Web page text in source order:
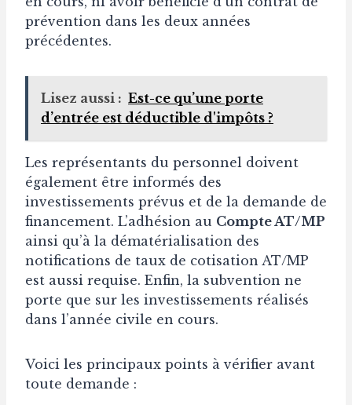
prévention dans les deux années
précédentes.
Lisez aussi : Est-ce qu’une porte
d’entrée est déductible d'impôts ?
Les représentants du personnel doivent
également être informés des
investissements prévus et de la demande de
financement. L’adhésion au Compte AT/MP
ainsi qu’à la dématérialisation des
notifications de taux de cotisation AT/MP
est aussi requise. Enfin, la subvention ne
porte que sur les investissements réalisés
dans l’année civile en cours.
Voici les principaux points à vérifier avant
toute demande :